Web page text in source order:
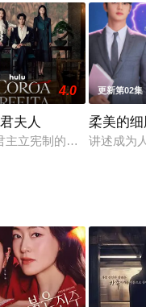
权力位置的4名女性努
4.0
夫人
主立宪制的韩国为背景
更新第02集
柔美的
讲述成为